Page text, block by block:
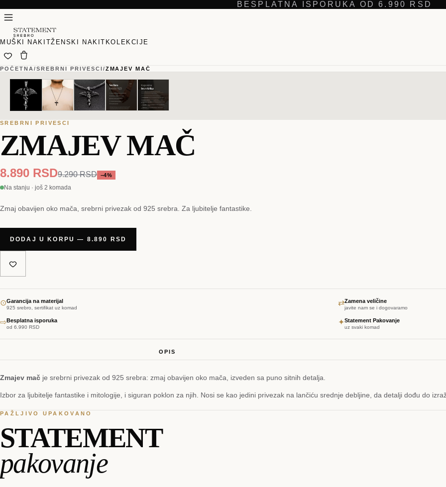
BESPLATNA ISPORUKA OD 6.990 RSD
MUŠKI NAKITŽENSKI NAKIT KOLEKCIJE
POČETNA /SREBRNI PRIVESCI/ZMAJEV MAČ
/05
/05
SREBRNI PRIVESCI
ZMAJEV MAČ
8.890 RSD9.290 RSD −4%
Na stanju · još 2 komada
Zmaj obavijen oko mača, srebrni privezak od 925 srebra. Za ljubitelje fantastike.
DODAJ U KORPU — 8.890 RSD
⊙Garancija na materijal
925 srebro, sertifikat uz komad
⇄Zamena veličine
javite nam se i dogovaramo
⇨Besplatna isporuka
od 6.990 RSD
✦Statement Pakovanje
uz svaki komad
OPIS
Zmajev mač je srebrni privezak od 925 srebra: zmaj obavijen oko mača, izveden sa puno sitnih detalja.
Izbor za ljubitelje fantastike i mitologije, i siguran poklon za njih. Nosi se kao jedini privezak na lančiću srednje debljine, da detalji dođu do
PAŽLJIVO UPAKOVANO
STATEMENT
pakovanje